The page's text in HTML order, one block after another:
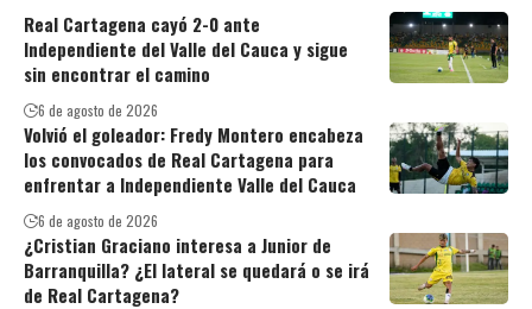
Real Cartagena cayó 2-0 ante
Independiente del Valle del Cauca y sigue
sin encontrar el camino
6 de agosto de 2026
Volvió el goleador: Fredy Montero encabeza
los convocados de Real Cartagena para
enfrentar a Independiente Valle del Cauca
6 de agosto de 2026
¿Cristian Graciano interesa a Junior de
Barranquilla? ¿El lateral se quedará o se irá
de Real Cartagena?